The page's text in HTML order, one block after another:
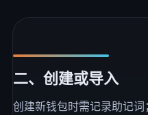
二、创建或导入
创建新钱包时需记录助记